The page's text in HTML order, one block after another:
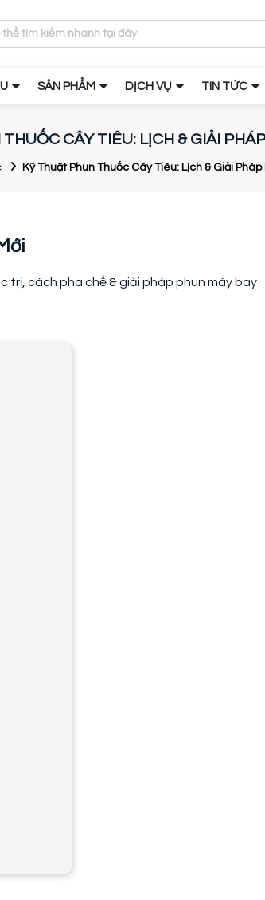
SẢN PHẨM DỊCH VỤ TIN TỨC
CÂY TIÊU: LỊCH & GIẢI
Kỹ Thuật Phun Thuốc Cây Tiêu: Lịch & Giải Pháp
cách pha chế & giải pháp phun máy bay